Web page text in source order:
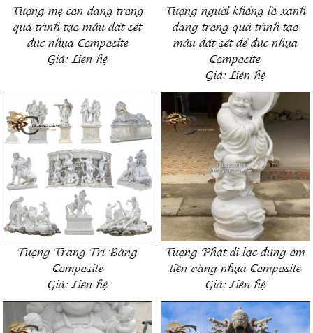
Tượng mẹ con đang trong
quá trình tạo mẫu đất sét
đúc nhựa Composite
Giá:Liên hệ
Tượng người khổng lồ xanh
đang trong quá trình tạo
mẫu đất sét để đúc nhựa
Composite
Giá:Liên hệ
Tượng Trang Trí Bằng
Composite
Giá:Liên hệ
Tượng Phật di lạc đứng ôm
tiền vàng nhựa Composite
Giá:Liên hệ